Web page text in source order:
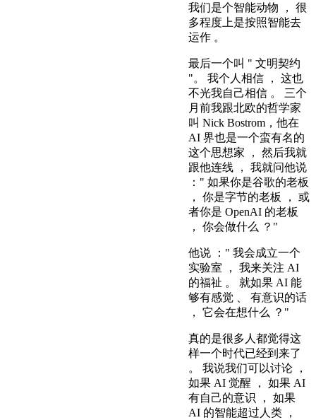
我们是个智能动物 ， 很
多程度上是按照智能去
运作 。
最后一个叫 " 文明契约
"。 我个人相信 ， 这也
不光我自己相信 。 三个
月前我跟北欧的哲学家
叫 Nick Bostrom，他在
AI 界也是一个蛮有名的
这个思想家 ， 然后我就
跟他连线 ， 我就问他说
：" 如果你是谷歌的老板
， 你是字节的老板 ， 或
者你是 OpenAI 的老板
， 你会做什么 ？"
他说 ：" 我会成立一个
实验室 ， 我来关注 AI
的福祉 。 就如果 AI 能
够有感觉 、 有意识的话
， 它会在想什么 ？"
真的是很多人都觉得这
样一个时代已经到来了
。 我说我们可以讨论 ，
如果 AI 觉醒 ， 如果 AI
有自己的意识 ， 如果
AI 的智能超过人类 ，